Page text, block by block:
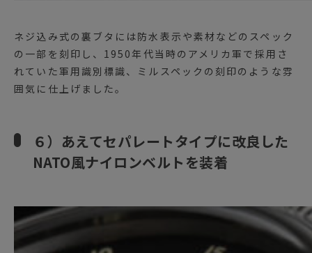
ネジ込み式の裏ブタには防水表示や素材などのスペック
の一部を刻印し、1950年代当時のアメリカ軍で採用さ
れていた軍用識別標識、ミルスペックの刻印のような雰
囲気に仕上げました。
６）あえてセパレートタイプに改良した
NATO風ナイロンベルトを装着